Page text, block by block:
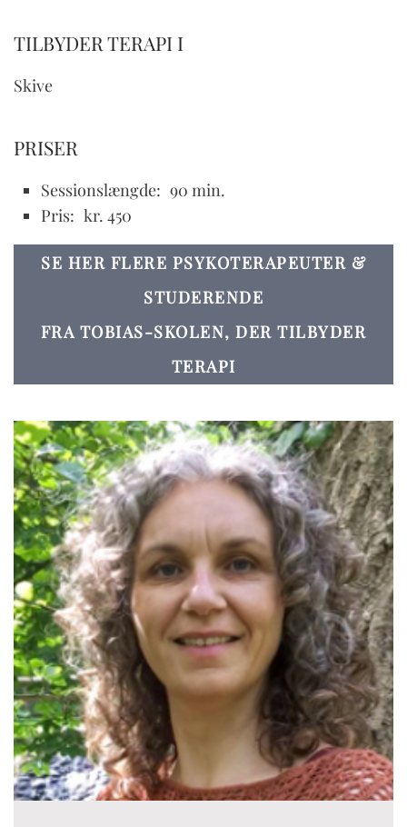
TILBYDER TERAPI I
Skive
PRISER
Sessionslængde: 90 min.
Pris: kr. 450
SE HER FLERE PSYKOTERAPEUTER &
STUDERENDE
FRA TOBIAS-SKOLEN, DER TILBYDER
TERAPI